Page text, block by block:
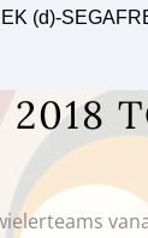
(d)-